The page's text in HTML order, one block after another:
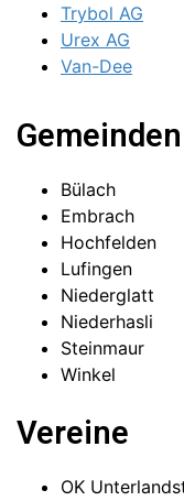
Trybol AG
Urex AG
Van-Dee
Gemeinden
Bülach
Embrach
Hochfelden
Lufingen
Niederglatt
Niederhasli
Steinmaur
Winkel
Vereine
OK